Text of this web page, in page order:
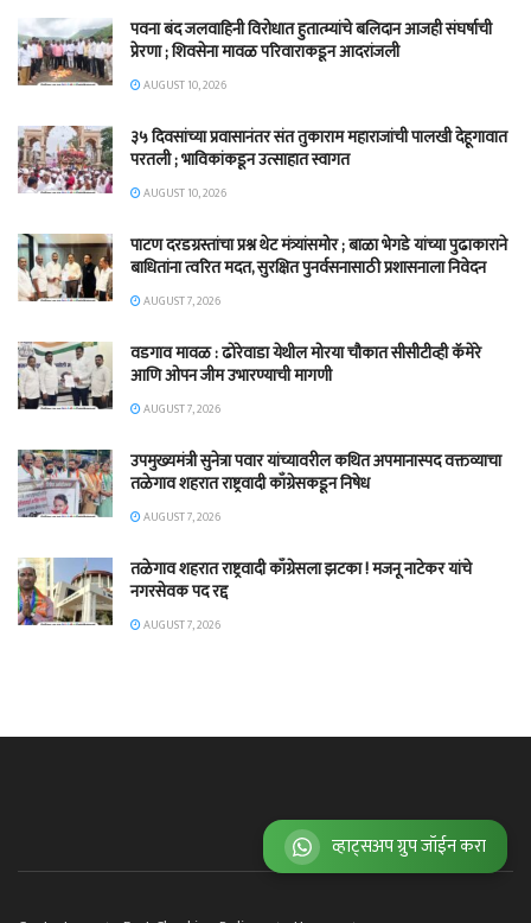
व्हाट्सअप ग्रुप जॉईन करा
पवना बंद जलवाहिनी विरोधात हुतात्म्यांचे बलिदान आजही संघर्षाची
प्रेरणा ; शिवसेना मावळ परिवाराकडून आदरांजली
AUGUST 10, 2026
३५ दिवसांच्या प्रवासानंतर संत तुकाराम महाराजांची पालखी देहूगावात
परतली ; भाविकांकडून उत्साहात स्वागत
AUGUST 10, 2026
पाटण दरडग्रस्तांचा प्रश्न थेट मंत्र्यांसमोर ; बाळा भेगडे यांच्या पुढाकाराने
बाधितांना त्वरित मदत, सुरक्षित पुनर्वसनासाठी प्रशासनाला निवेदन
AUGUST 7, 2026
वडगाव मावळ : ढोरेवाडा येथील मोरया चौकात सीसीटीव्ही कॅमेरे
आणि ओपन जीम उभारण्याची मागणी
AUGUST 7, 2026
उपमुख्यमंत्री सुनेत्रा पवार यांच्यावरील कथित अपमानास्पद वक्तव्याचा
तळेगाव शहरात राष्ट्रवादी काँग्रेसकडून निषेध
AUGUST 7, 2026
तळेगाव शहरात राष्ट्रवादी काँग्रेसला झटका ! मजनू नाटेकर यांचे
नगरसेवक पद रद्द
AUGUST 7, 2026